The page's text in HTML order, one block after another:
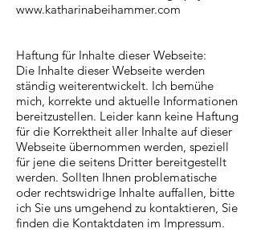
www.katharinabeihammer.com
Haftung für Inhalte dieser Webseite:
Die Inhalte dieser Webseite werden
ständig weiterentwickelt. Ich bemühe
mich, korrekte und aktuelle Informationen
bereitzustellen. Leider kann keine Haftung
für die Korrektheit aller Inhalte auf dieser
Webseite übernommen werden, speziell
für jene die seitens Dritter bereitgestellt
werden. Sollten Ihnen problematische
oder rechtswidrige Inhalte auffallen, bitte
ich Sie uns umgehend zu kontaktieren, Sie
finden die Kontaktdaten im Impressum.